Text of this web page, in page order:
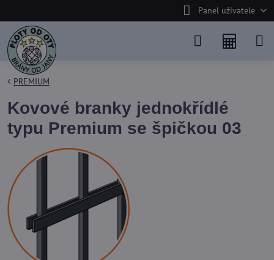
Panel uživatele
PREMIUM
Kovové branky jednokřídlé
typu Premium se špičkou 03